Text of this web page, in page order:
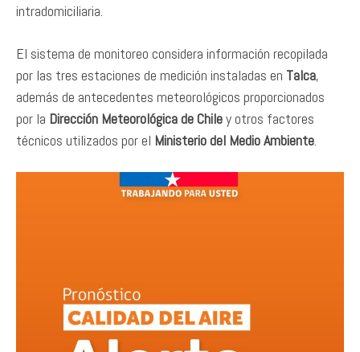
intradomiciliaria.
El sistema de monitoreo considera información recopilada
por las tres estaciones de medición instaladas en Talca,
además de antecedentes meteorológicos proporcionados
por la Dirección Meteorológica de Chiley otros factores
técnicos utilizados por el Ministerio del Medio Ambiente